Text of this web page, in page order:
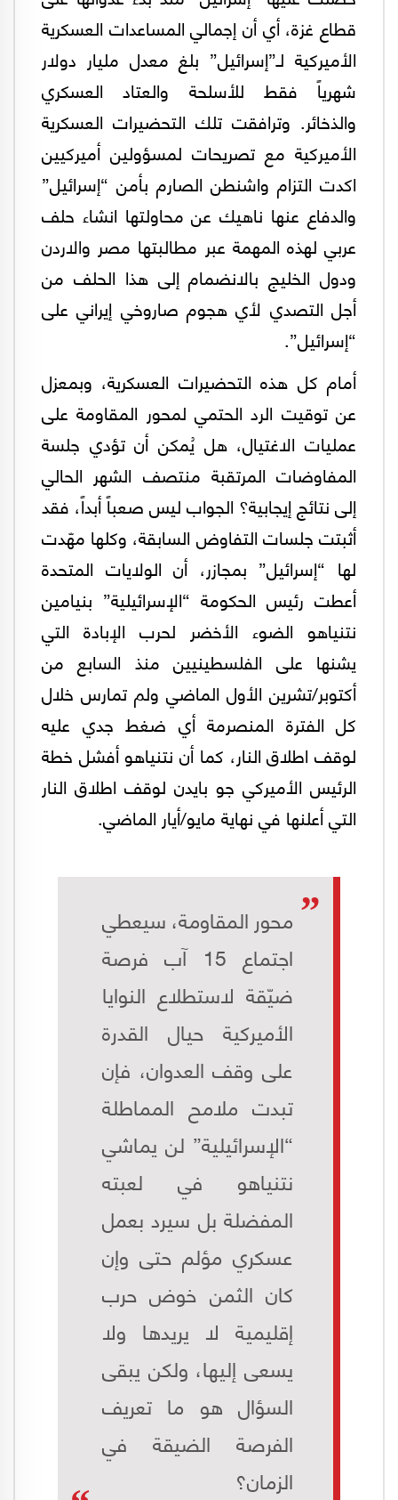
قطاع غزة، أي أن إجمالي المساعدات العسكرية
الأميركية لـ”إسرائيل” بلغ معدل مليار دولار
شهرياً فقط للأسلحة والعتاد العسكري
والذخائر. وترافقت تلك التحضيرات العسكرية
الأميركية مع تصريحات لمسؤولين أميركيين
اكدت التزام واشنطن الصارم بأمن “إسرائيل”
والدفاع عنها ناهيك عن محاولتها انشاء حلف
عربي لهذه المهمة عبر مطالبتها مصر والاردن
ودول الخليج بالانضمام إلى هذا الحلف من
أجل التصدي لأي هجوم صاروخي إيراني على
“إسرائيل”.
أمام كل هذه التحضيرات العسكرية، وبمعزل
عن توقيت الرد الحتمي لمحور المقاومة على
عمليات الاغتيال، هل يُمكن أن تؤدي جلسة
المفاوضات المرتقبة منتصف الشهر الحالي
إلى نتائج إيجابية؟ الجواب ليس صعباً أبداً، فقد
أثبتت جلسات التفاوض السابقة، وكلها مهّدت
لها “إسرائيل” بمجازر، أن الولايات المتحدة
أعطت رئيس الحكومة “الإسرائيلية” بنيامين
نتنياهو الضوء الأخضر لحرب الإبادة التي
يشنها على الفلسطينيين منذ السابع من
أكتوبر/تشرين الأول الماضي ولم تمارس خلال
كل الفترة المنصرمة أي ضغط جدي عليه
لوقف اطلاق النار، كما أن نتنياهو أفشل خطة
الرئيس الأميركي جو بايدن لوقف اطلاق النار
التي أعلنها في نهاية مايو/أيار الماضي.
محور المقاومة، سيعطي
اجتماع 15 آب فرصة
ضيّقة لاستطلاع النوايا
الأميركية حيال القدرة
على وقف العدوان، فإن
تبدت ملامح المماطلة
“الإسرائيلية” لن يماشي
نتنياهو في لعبته
المفضلة بل سيرد بعمل
عسكري مؤلم حتى وإن
كان الثمن خوض حرب
إقليمية لا يريدها ولا
يسعى إليها، ولكن يبقى
السؤال هو ما تعريف
الفرصة الضيقة في
الزمان؟